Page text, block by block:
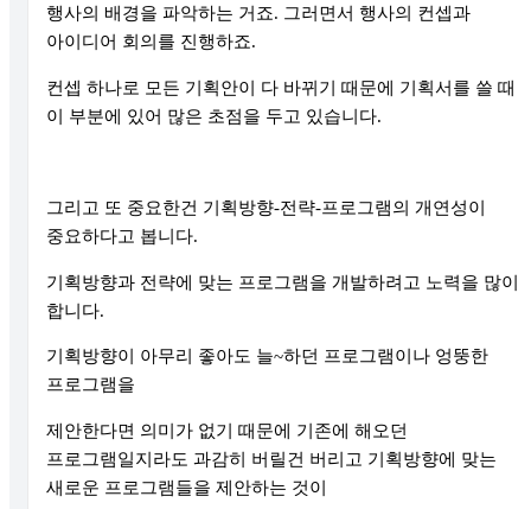
행사의 배경을 파악하는 거죠. 그러면서 행사의 컨셉과
아이디어 회의를 진행하죠.
컨셉 하나로 모든 기획안이 다 바뀌기 때문에 기획서를 쓸 때
이 부분에 있어 많은 초점을 두고 있습니다.
그리고 또 중요한건 기획방향-전략-프로그램의 개연성이
중요하다고 봅니다.
기획방향과 전략에 맞는 프로그램을 개발하려고 노력을 많이
합니다.
기획방향이 아무리 좋아도 늘~하던 프로그램이나 엉뚱한
프로그램을
제안한다면 의미가 없기 때문에 기존에 해오던
프로그램일지라도 과감히 버릴건 버리고 기획방향에 맞는
새로운 프로그램들을 제안하는 것이